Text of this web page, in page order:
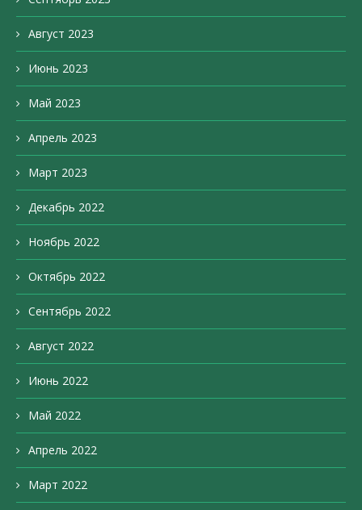
Август 2023
Июнь 2023
Май 2023
Апрель 2023
Март 2023
Декабрь 2022
Ноябрь 2022
Октябрь 2022
Сентябрь 2022
Август 2022
Июнь 2022
Май 2022
Апрель 2022
Март 2022